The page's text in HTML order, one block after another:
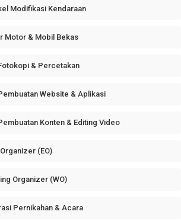
Modifikasi Kendaraan
Motor & Mobil Bekas
& Percetakan
Website & Aplikasi
Konten & Editing Video
(EO)
Organizer (WO)
Pernikahan & Acara